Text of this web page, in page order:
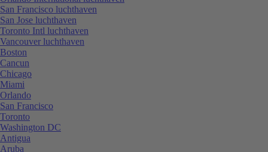
San Francisco luchthaven
San Jose luchthaven
Toronto Intl luchthaven
Vancouver luchthaven
Boston
Cancun
Chicago
Miami
Orlando
San Francisco
Toronto
Washington DC
Antigua
Aruba